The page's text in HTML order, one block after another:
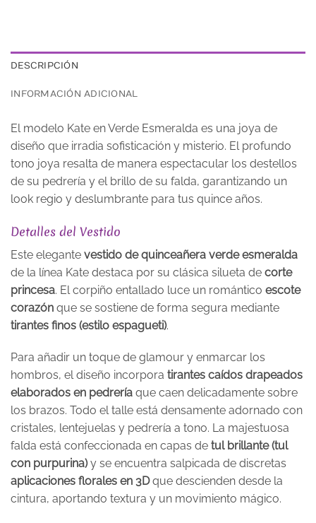
DESCRIPCIÓN
INFORMACIÓN ADICIONAL
El modelo Kate en Verde Esmeralda es una joya de
diseño que irradia sofisticación y misterio. El profundo
tono joya resalta de manera espectacular los destellos
de su pedrería y el brillo de su falda, garantizando un
look regio y deslumbrante para tus quince años.
Detalles del Vestido
Este elegante vestido de quinceañera verde esmeralda
de la línea Kate destaca por su clásica silueta de corte
princesa. El corpiño entallado luce un romántico escote
corazón que se sostiene de forma segura mediante
tirantes finos (estilo espagueti).
Para añadir un toque de glamour y enmarcar los
hombros, el diseño incorpora tirantes caídos drapeados
elaborados en pedrería que caen delicadamente sobre
los brazos. Todo el talle está densamente adornado con
cristales, lentejuelas y pedrería a tono. La majestuosa
falda está confeccionada en capas de tul brillante (tul
con purpurina)y se encuentra salpicada de discretas
aplicaciones florales en 3Dque descienden desde la
cintura, aportando textura y un movimiento mágico.